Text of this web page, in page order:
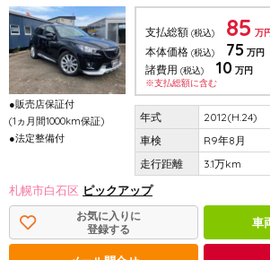
●販売店保証付
(1ヵ月間1000km保証)
●法定整備付
支払総額 (税込) 85 万
本体価格 (税込) 75 万円
諸費用 (税込) 10 万円
※支払総額に含む
2012(H.24)
R9年8月
3.1万km
札幌市白石区 ピックアップ
お気に入りに
登録する
車